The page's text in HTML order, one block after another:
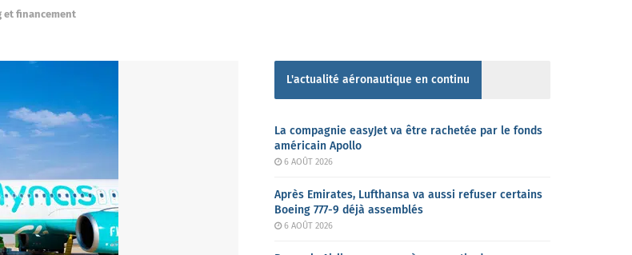
et financement
L'actualité aéronautique en continu
La compagnie easyJet va être rachetée par le fonds
américain Apollo
6 AOÛT 2026
Après Emirates, Lufthansa va aussi refuser certains
Boeing 777-9 déjà assemblés
6 AOÛT 2026